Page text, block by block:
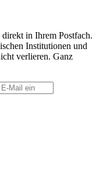
in Ihrem Postfach.
Institutionen und
verlieren. Ganz